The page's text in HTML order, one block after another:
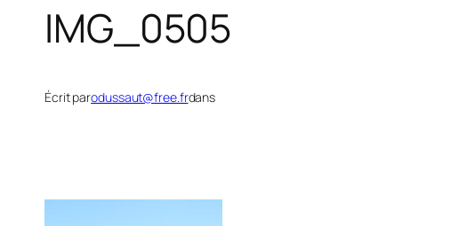
IMG_0505
Écrit parodussaut@free.frdans